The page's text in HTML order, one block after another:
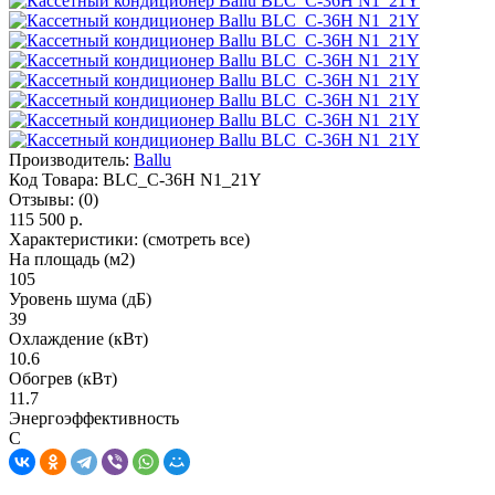
Производитель: Ballu
Код Товара: BLC_C-36H N1_21Y
Отзывы: (0)
115 500 р.
Характеристики: (смотреть все)
На площадь (м2)
105
Уровень шума (дБ)
39
Охлаждение (кВт)
10.6
Обогрев (кВт)
11.7
Энергоэффективность
C